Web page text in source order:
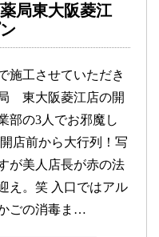
局東大阪菱江
施工させていただき
東大阪菱江店の開
部の3人でお邪魔し
店前から大行列！写
が美人店長が赤の法
え。笑 入口ではアル
ごの消毒ま…